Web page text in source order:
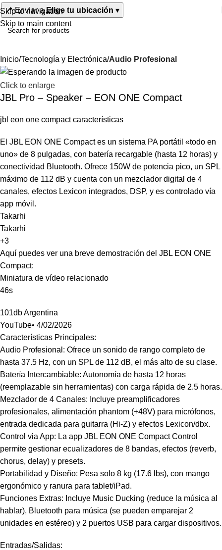
Skip to navigation
Skip to main content
📍 Enviar a Elige tu ubicación ▾
Inicio Tecnología y Electrónica Audio Profesional
Click to enlarge
JBL Pro – Speaker – EON ONE Compact
jbl eon one compact características
El JBL EON ONE Compact es un sistema PA portátil «todo en
uno» de 8 pulgadas, con batería recargable (hasta 12 horas) y
conectividad Bluetooth. Ofrece 150W de potencia pico, un SPL
máximo de 112 dB y cuenta con un mezclador digital de 4
canales, efectos Lexicon integrados, DSP, y es controlado vía
app móvil.
Takarhi
Takarhi
+3
Aquí puedes ver una breve demostración del JBL EON ONE
Compact:
Miniatura de vídeo relacionado
46s
101db Argentina
YouTube• 4/02/2026
Características Principales:
Audio Profesional: Ofrece un sonido de rango completo de
hasta 37.5 Hz, con un SPL de 112 dB, el más alto de su clase.
Batería Intercambiable: Autonomía de hasta 12 horas
(reemplazable sin herramientas) con carga rápida de 2.5 horas.
Mezclador de 4 Canales: Incluye preamplificadores
profesionales, alimentación phantom (+48V) para micrófonos,
entrada dedicada para guitarra (Hi-Z) y efectos Lexicon/dbx.
Control via App: La app JBL EON ONE Compact Control
permite gestionar ecualizadores de 8 bandas, efectos (reverb,
chorus, delay) y presets.
Portabilidad y Diseño: Pesa solo 8 kg (17.6 lbs), con mango
ergonómico y ranura para tablet/iPad.
Funciones Extras: Incluye Music Ducking (reduce la música al
hablar), Bluetooth para música (se pueden emparejar 2
unidades en estéreo) y 2 puertos USB para cargar dispositivos.
Entradas/Salidas: